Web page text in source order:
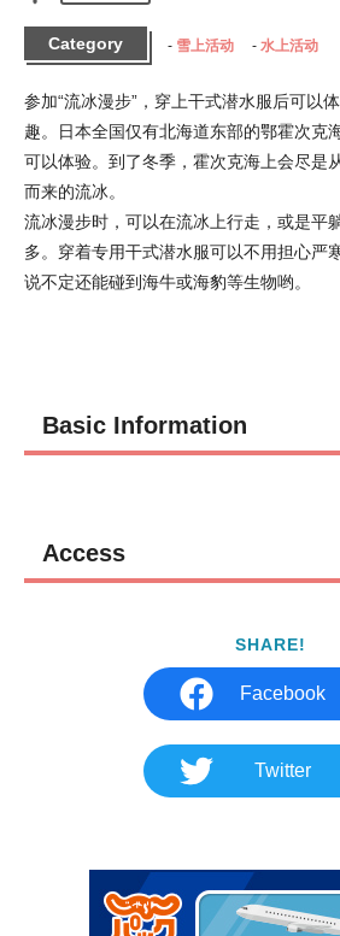
Category 雪上活动 水上活动
参加“流冰漫步”，穿上干式潜水服后可以
趣。日本全国仅有北海道东部的鄂霍次克
可以体验。到了冬季，霍次克海上会尽是
而来的流冰。
流冰漫步时，可以在流冰上行走，或是平
多。穿着专用干式潜水服可以不用担心严
说不定还能碰到海牛或海豹等生物哟。
Basic Information
Access
SHARE!
Facebook
Twitter